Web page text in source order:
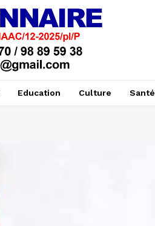
Education Culture Santé